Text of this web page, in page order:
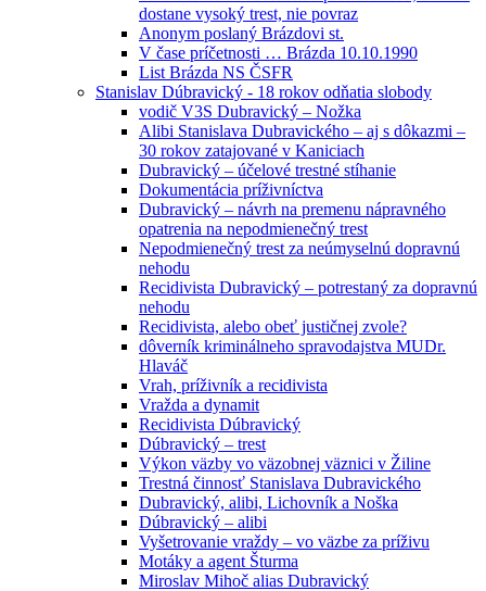
dostane vysoký trest, nie povraz
Anonym poslaný Brázdovi st.
V čase príčetnosti … Brázda 10.10.1990
List Brázda NS ČSFR
Stanislav Dúbravický - 18 rokov odňatia slobody
vodič V3S Dubravický – Nožka
Alibi Stanislava Dubravického – aj s dôkazmi –
30 rokov zatajované v Kaniciach
Dubravický – účelové trestné stíhanie
Dokumentácia príživníctva
Dubravický – návrh na premenu nápravného
opatrenia na nepodmienečný trest
Nepodmienečný trest za neúmyselnú dopravnú
nehodu
Recidivista Dubravický – potrestaný za dopravnú
nehodu
Recidivista, alebo obeť justičnej zvole?
dôverník kriminálneho spravodajstva MUDr.
Hlaváč
Vrah, príživník a recidivista
Vražda a dynamit
Recidivista Dúbravický
Dúbravický – trest
Výkon väzby vo väzobnej väznici v Žiline
Trestná činnosť Stanislava Dubravického
Dubravický, alibi, Lichovník a Noška
Dúbravický – alibi
Vyšetrovanie vraždy – vo väzbe za príživu
Motáky a agent Šturma
Miroslav Mihoč alias Dubravický